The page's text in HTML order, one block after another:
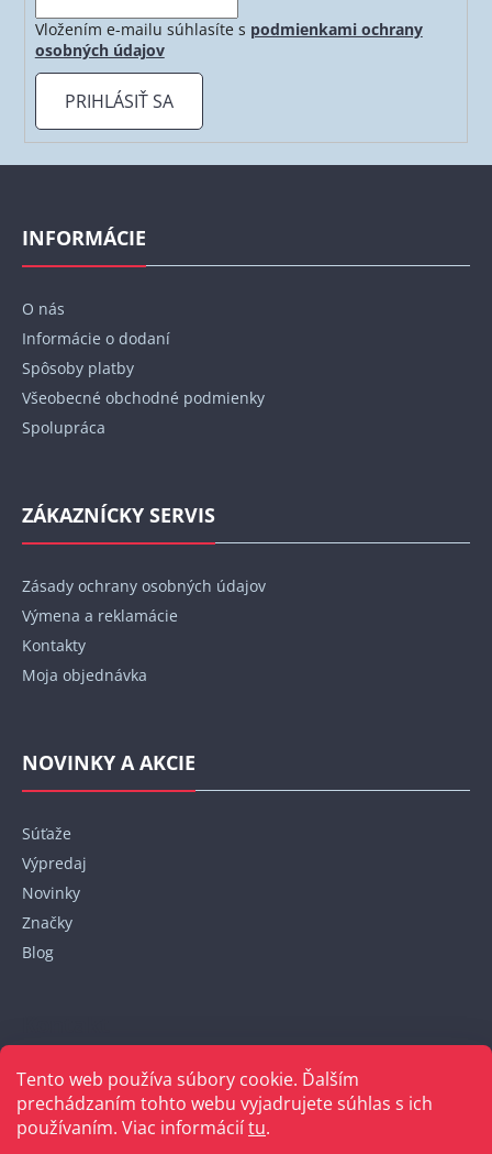
Tento web používa súbory cookie. Ďalším
prechádzaním tohto webu vyjadrujete súhlas s ich
používaním. Viac informáciítu.
Vložením e-mailu súhlasíte s podmienkami ochrany
osobných údajov
PRIHLÁSIŤ SA
Z
INFORMÁCIE
O nás
Informácie o dodaní
Spôsoby platby
Všeobecné obchodné podmienky
Spolupráca
ZÁKAZNÍCKY SERVIS
Zásady ochrany osobných údajov
Výmena a reklamácie
Kontakty
Moja objednávka
NOVINKY A AKCIE
Súťaže
Výpredaj
Novinky
Značky
Blog
+421 948 152 820